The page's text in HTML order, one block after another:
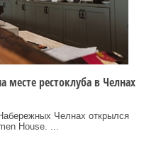
месте рестоклуба в Челнах
Челнах открылся
House. ...